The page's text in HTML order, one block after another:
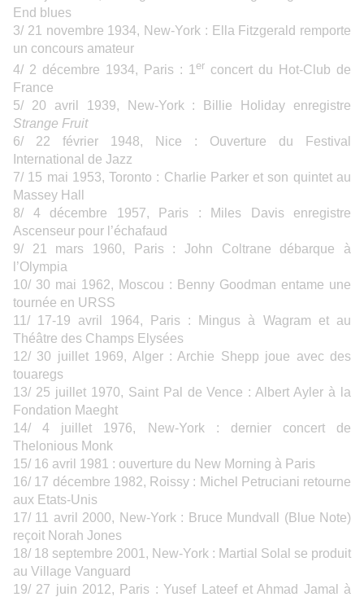
End blues
3/ 21 novembre 1934, New-York : Ella Fitzgerald remporte
un concours amateur
4/ 2 décembre 1934, Paris : 1 er concert du Hot-Club de
France
5/ 20 avril 1939, New-York : Billie Holiday enregistre
Strange Fruit
6/ 22 février 1948, Nice : Ouverture du Festival
International de Jazz
7/ 15 mai 1953, Toronto : Charlie Parker et son quintet au
Massey Hall
8/ 4 décembre 1957, Paris : Miles Davis enregistre
Ascenseur pour l’échafaud
9/ 21 mars 1960, Paris : John Coltrane débarque à
l’Olympia
10/ 30 mai 1962, Moscou : Benny Goodman entame une
tournée en URSS
11/ 17-19 avril 1964, Paris : Mingus à Wagram et au
Théâtre des Champs Elysées
12/ 30 juillet 1969, Alger : Archie Shepp joue avec des
touaregs
13/ 25 juillet 1970, Saint Pal de Vence : Albert Ayler à la
Fondation Maeght
14/ 4 juillet 1976, New-York : dernier concert de
Thelonious Monk
15/ 16 avril 1981 : ouverture du New Morning à Paris
16/ 17 décembre 1982, Roissy : Michel Petruciani retourne
aux Etats-Unis
17/ 11 avril 2000, New-York : Bruce Mundvall (Blue Note)
reçoit Norah Jones
18/ 18 septembre 2001, New-York : Martial Solal se produit
au Village Vanguard
19/ 27 juin 2012, Paris : Yusef Lateef et Ahmad Jamal à